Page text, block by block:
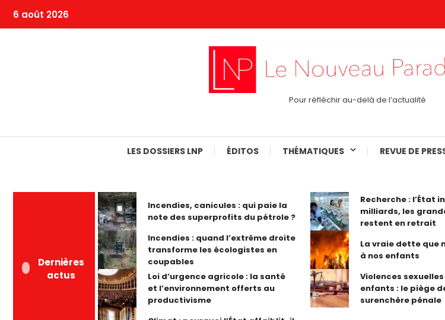
6 août 2026
Pour réfléchir au-delà de l’actualité
LES DOSSIERS LNP ÉDITOS THÉMATIQUES REVUE DE
Dernières
actus
Incendies, canicules : qui paie la
note des superprofits du pétrole ?
Recherche : l’État
milliards, les
restent en retrait
Incendies : quand l’extrême droite
transforme les écologistes en
coupables
La vraie dette que
à nos enfants
Loi d’urgence agricole : la santé
et l’environnement offerts au
productivisme
Violences
enfants : le piège
surenchère pénale